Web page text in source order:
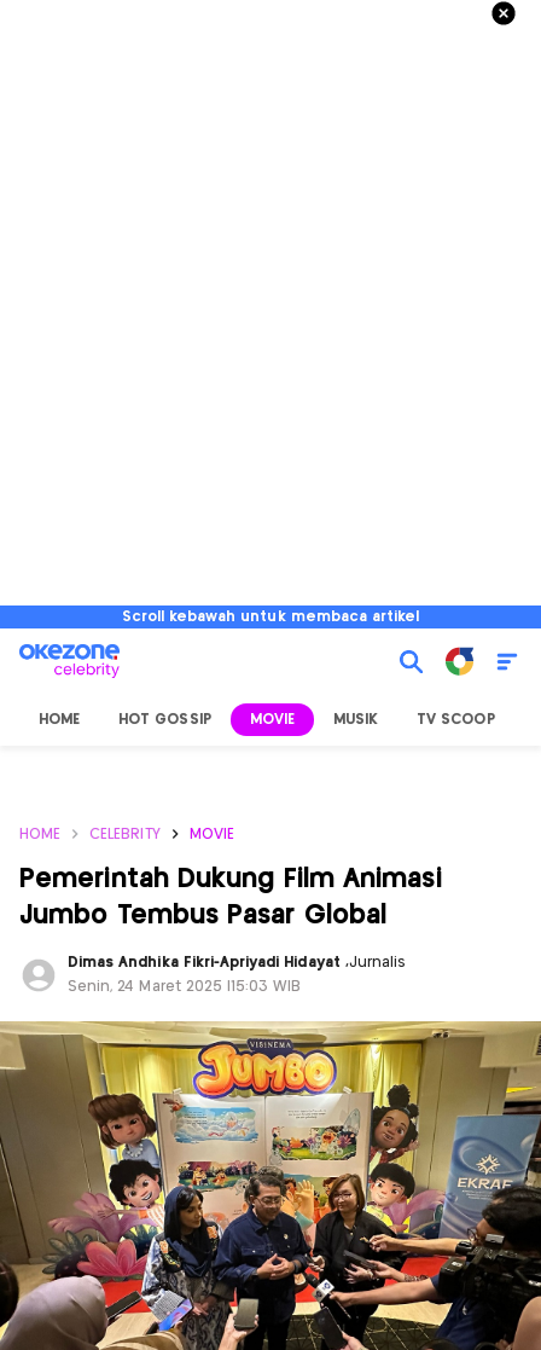
Scroll kebawah untuk membaca artikel
HOME HOT GOSSIP MOVIE MUSIK TV SCOOP
HOME CELEBRITY MOVIE
Pemerintah Dukung Film Animasi
Jumbo Tembus Pasar Global
Dimas Andhika Fikri-Apriyadi Hidayat ,Jurnalis
Senin, 24 Maret 2025 |15:03 WIB